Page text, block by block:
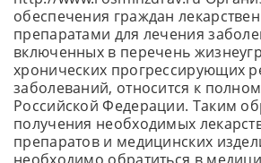
обеспечения граждан
препаратами для лечения
включенных в перечень
хронических прогрессирующих
заболеваний, относится к
Российской Федерации. Таким
получения необходимых
препаратов и медицинских